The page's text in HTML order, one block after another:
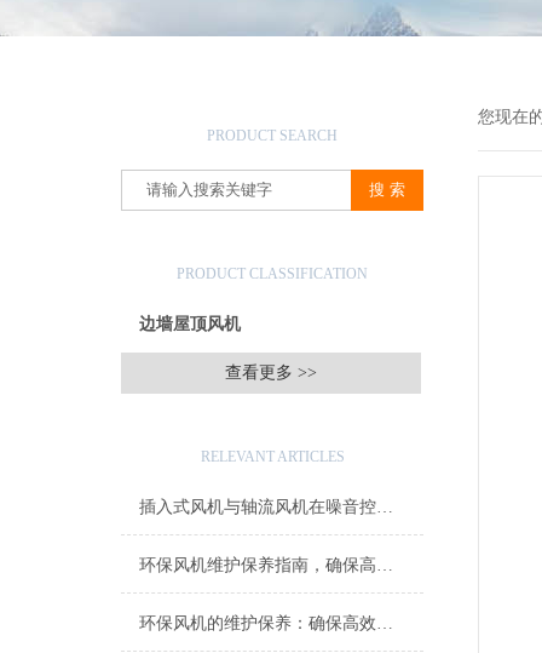
PRODUCT SEARCH
PRODUCT CLASSIFICATION
边墙屋顶风机
查看更多 >>
RELEVANT ARTICLES
插入式风机与轴流风机在噪音控制上有何差异？
环保风机维护保养指南，确保高效稳定运行
环保风机的维护保养：确保高效运行的关键
您现在